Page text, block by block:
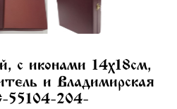
с иконами 14х18см,
и Владимирская
204-